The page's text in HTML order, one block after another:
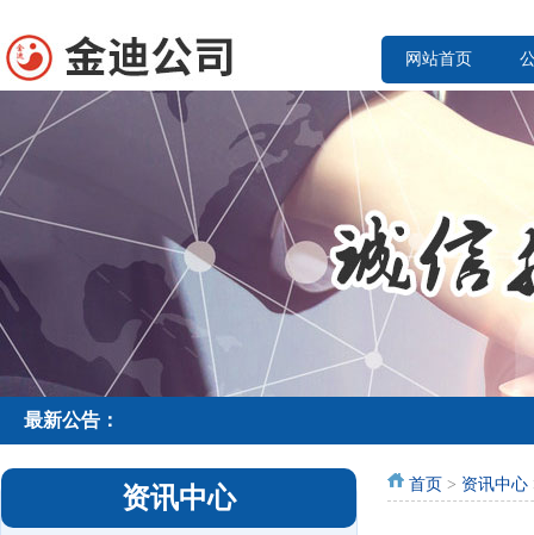
网站首页
最新公告：
资讯中心 首页 > 资讯中心